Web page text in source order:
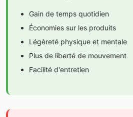
Gain de temps quotidien
Économies sur les produits
Légèreté physique et mentale
Plus de liberté de mouvement
Facilité d'entretien